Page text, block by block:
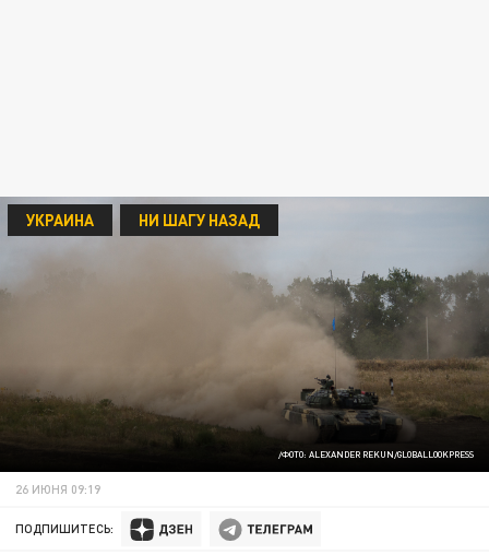
/ФОТО: ALEXANDER REKUN/GLOBALLOOKPRESS
УКРАИНА НИ ШАГУ НАЗАД
26 ИЮНЯ 09:19
ПОДПИШИТЕСЬ: